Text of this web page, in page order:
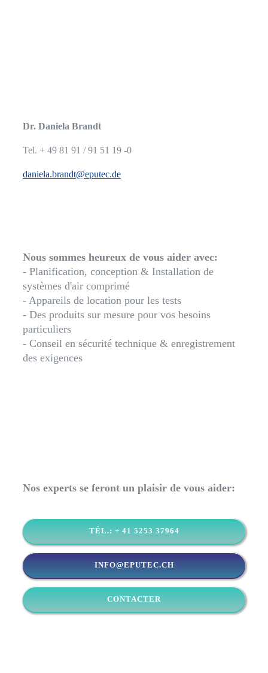
Dr. Daniela Brandt
Tel. + 49 81 91 / 91 51 19 -0
daniela.brandt@eputec.de
Nous sommes heureux de vous aider avec:
- Planification, conception & Installation de
systèmes d'air comprimé
- Appareils de location pour les tests
- Des produits sur mesure pour vos besoins
particuliers
- Conseil en sécurité technique & enregistrement
des exigences
Nos experts se feront un plaisir de vous aider:
TÉL.: + 41 5253 37964
INFO@EPUTEC.CH
CONTACTER